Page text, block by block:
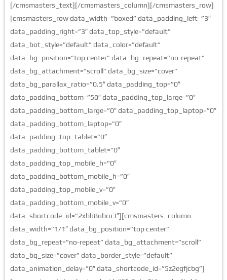
[/cmsmasters_text][/cmsmasters_column][/cmsmasters_row]
[cmsmasters_row data_width=”boxed” data_padding_left=”3″
data_padding_right=”3″ data_top_style=”default”
data_bot_style=”default” data_color=”default”
data_bg_position=”top center” data_bg_repeat=”no-repeat”
data_bg_attachment=”scroll” data_bg_size=”cover”
data_bg_parallax_ratio=”0.5″ data_padding_top=”0″
data_padding_bottom=”50″ data_padding_top_large=”0″
data_padding_bottom_large=”0″ data_padding_top_laptop=”0″
data_padding_bottom_laptop=”0″
data_padding_top_tablet=”0″
data_padding_bottom_tablet=”0″
data_padding_top_mobile_h=”0″
data_padding_bottom_mobile_h=”0″
data_padding_top_mobile_v=”0″
data_padding_bottom_mobile_v=”0″
data_shortcode_id=”2xbh8ubru3″][cmsmasters_column
data_width=”1/1″ data_bg_position=”top center”
data_bg_repeat=”no-repeat” data_bg_attachment=”scroll”
data_bg_size=”cover” data_border_style=”default”
data_animation_delay=”0″ data_shortcode_id=”5z2egfjcbg”]